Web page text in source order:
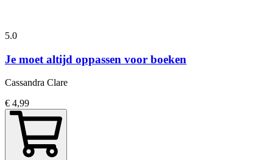
5.0
Je moet altijd oppassen voor boeken
Cassandra Clare
€ 4,99